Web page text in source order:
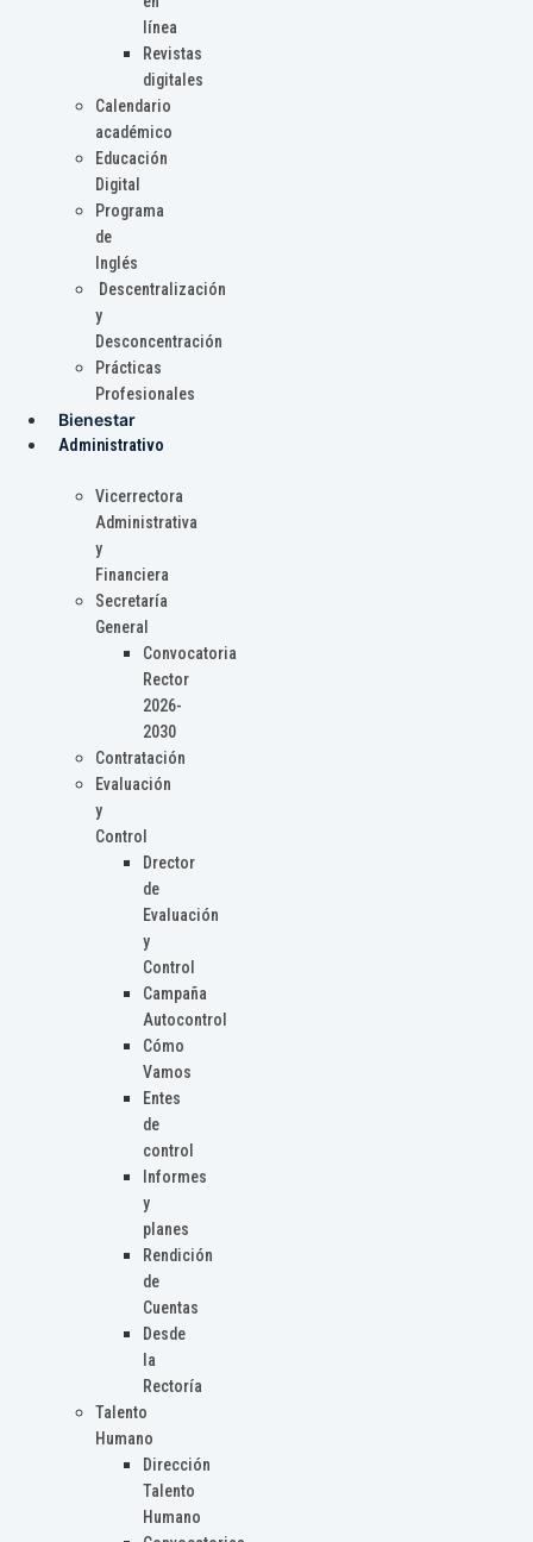
línea
Revistas
digitales
Calendario
académico
Educación
Digital
Programa
de
Inglés
Descentralización
y
Desconcentración
Prácticas
Profesionales
Bienestar
Administrativo
Vicerrectora
Administrativa
y
Financiera
Secretaría
General
Convocatoria
Rector
2026-
2030
Contratación
Evaluación
y
Control
Drector
de
Evaluación
y
Control
Campaña
Autocontrol
Cómo
Vamos
Entes
de
control
Informes
y
planes
Rendición
de
Cuentas
Desde
la
Rectoría
Talento
Humano
Dirección
Talento
Humano